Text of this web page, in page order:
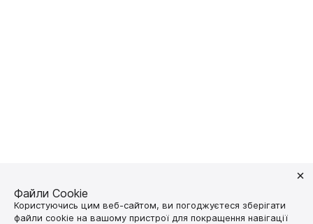
Файли Cookie
Користуючись цим веб-сайтом, ви погоджуєтеся зберігати
файли cookie на вашому пристрої для покращення навігації